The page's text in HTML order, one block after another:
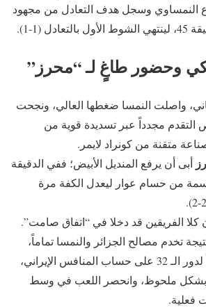
النمساوي وسجل هدف التعادل من مجهود
(1-1).
وحضور طاغٍ لـ “محرز”
واصلت النمسا ضغطها العالي، ونجحت
متقنة من كونراد لايمر.
أبى أن يرفع المنديل الأبيض؛ ففي الدقيقة
من حسام عوار ليعدل الكفة مرة
كلا الفريقين قد دخلا في “اتفاق صامت”.
تخدم مصالح الجزائر والنمسا تماماً،
وتضمن صعودهما معاً لدور الـ 32 على حساب المنافس الإيراني،
بشكل ملحوظ، وانحصر اللعب في وسط
فعلية.